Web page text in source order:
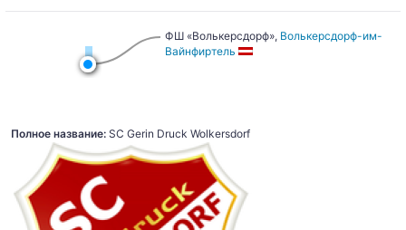
ФШ «Волькерсдорф», Волькерсдорф-им-
Вайнфиртель
Полное название: SC Gerin Druck Wolkersdorf